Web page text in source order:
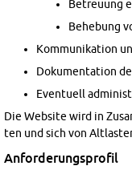
Be­treu­ung
Be­he­bung
Kom­mu­ni­ka­ti­on
Do­ku­men­ta­ti­on
Even­tu­ell
Die Web­site wird in
ten und sich von
An­for­de­rungs­pro­fil